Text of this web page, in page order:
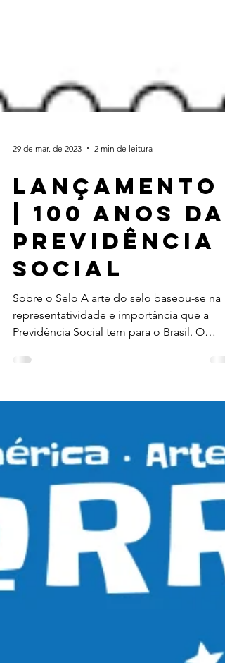
29 de mar. de 2023 2 min de leitura
Lançamento
| 100 anos da
Previdência
Social
Sobre o Selo A arte do selo baseou-se na
objetivo...